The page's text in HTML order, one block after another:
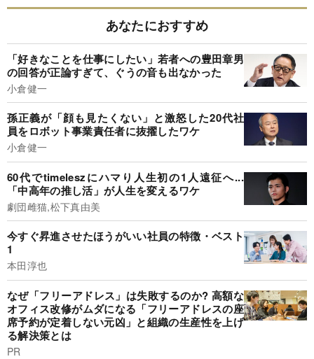
あなたにおすすめ
「好きなことを仕事にしたい」若者への豊田章男
の回答が正論すぎて、ぐうの音も出なかった
小倉健一
孫正義が「顔も見たくない」と激怒した20代社
員をロボット事業責任者に抜擢したワケ
小倉健一
60代でtimeleszにハマり人生初の1人遠征へ...
「中高年の推し活」が人生を変えるワケ
劇団雌猫,松下真由美
今すぐ昇進させたほうがいい社員の特徴・ベスト
1
本田淳也
なぜ「フリーアドレス」は失敗するのか? 高額な
オフィス改修がムダになる「フリーアドレスの座
席予約が定着しない元凶」と組織の生産性を上げ
る解決策とは
PR